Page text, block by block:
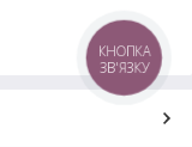
КНОПКА
ЗВ'ЯЗКУ